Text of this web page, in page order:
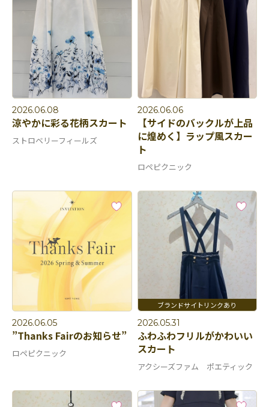
2026.06.08
涼やかに彩る花柄スカート
ストロベリーフィールズ
2026.06.06
【サイドのバックルが上品
に煌めく】ラップ風スカー
ト
ロペピクニック
2026.06.05
”Thanks Fairのお知らせ”
ロペピクニック
2026.05.31
ふわふわフリルがかわいい
スカート
アクシーズファム ポエティック